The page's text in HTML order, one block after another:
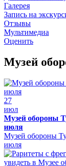
Галерея
Запись на
Отзывы
Мультимедиа
Оценить
Музей
27
июл
Музей обороны
июля
Музей обороны
июля